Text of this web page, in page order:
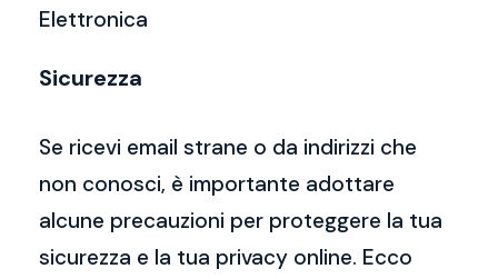
Elettronica
Sicurezza
Se ricevi email strane o da indirizzi che
non conosci, è importante adottare
alcune precauzioni per proteggere la tua
sicurezza e la tua privacy online. Ecco